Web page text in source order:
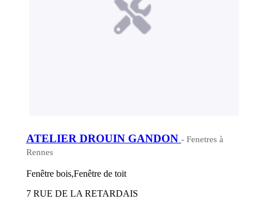
ATELIER DROUIN GANDON - Fenetres à
Rennes
Fenêtre bois,Fenêtre de toit
7 RUE DE LA RETARDAIS